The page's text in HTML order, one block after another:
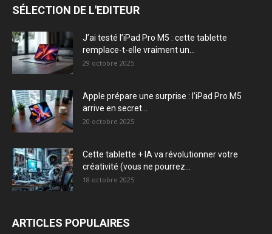
SÉLECTION DE L'EDITEUR
J’ai testé l’iPad Pro M5 : cette tablette
remplace-t-elle vraiment un...
29 octobre 2025
Apple prépare une surprise : l’iPad Pro M5
arrive en secret...
20 octobre 2025
Cette tablette + IA va révolutionner votre
créativité (vous ne pourrez...
18 octobre 2025
ARTICLES POPULAIRES